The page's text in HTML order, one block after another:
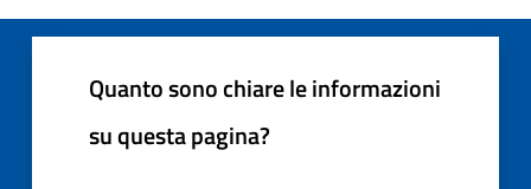
Quanto sono chiare le informazioni
su questa pagina?